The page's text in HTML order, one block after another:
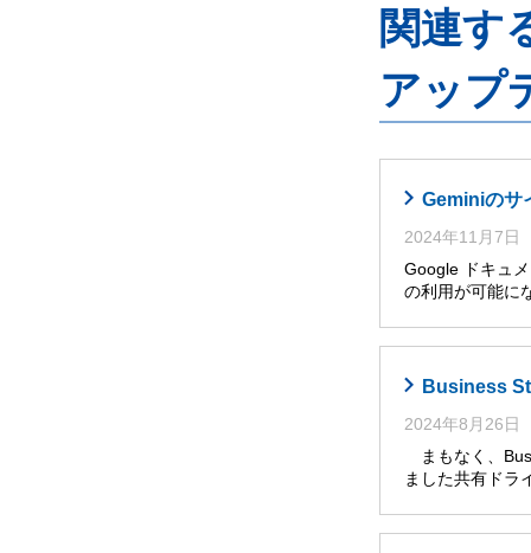
関連す
アップ
Geminiのサ
2024年11月7日
Google ドキュ
の利用が可能に
Business
2024年8月26日
まもなく、
ました共有ドラ